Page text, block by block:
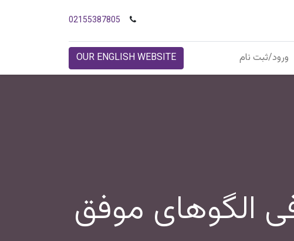
02155387805
ورود/ثبت نام OUR ENGLISH WEBSITE
الگوهای موفق